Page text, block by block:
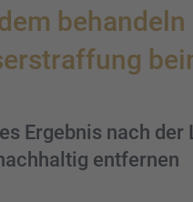
Ergeb­nis nach der
entfer­nen